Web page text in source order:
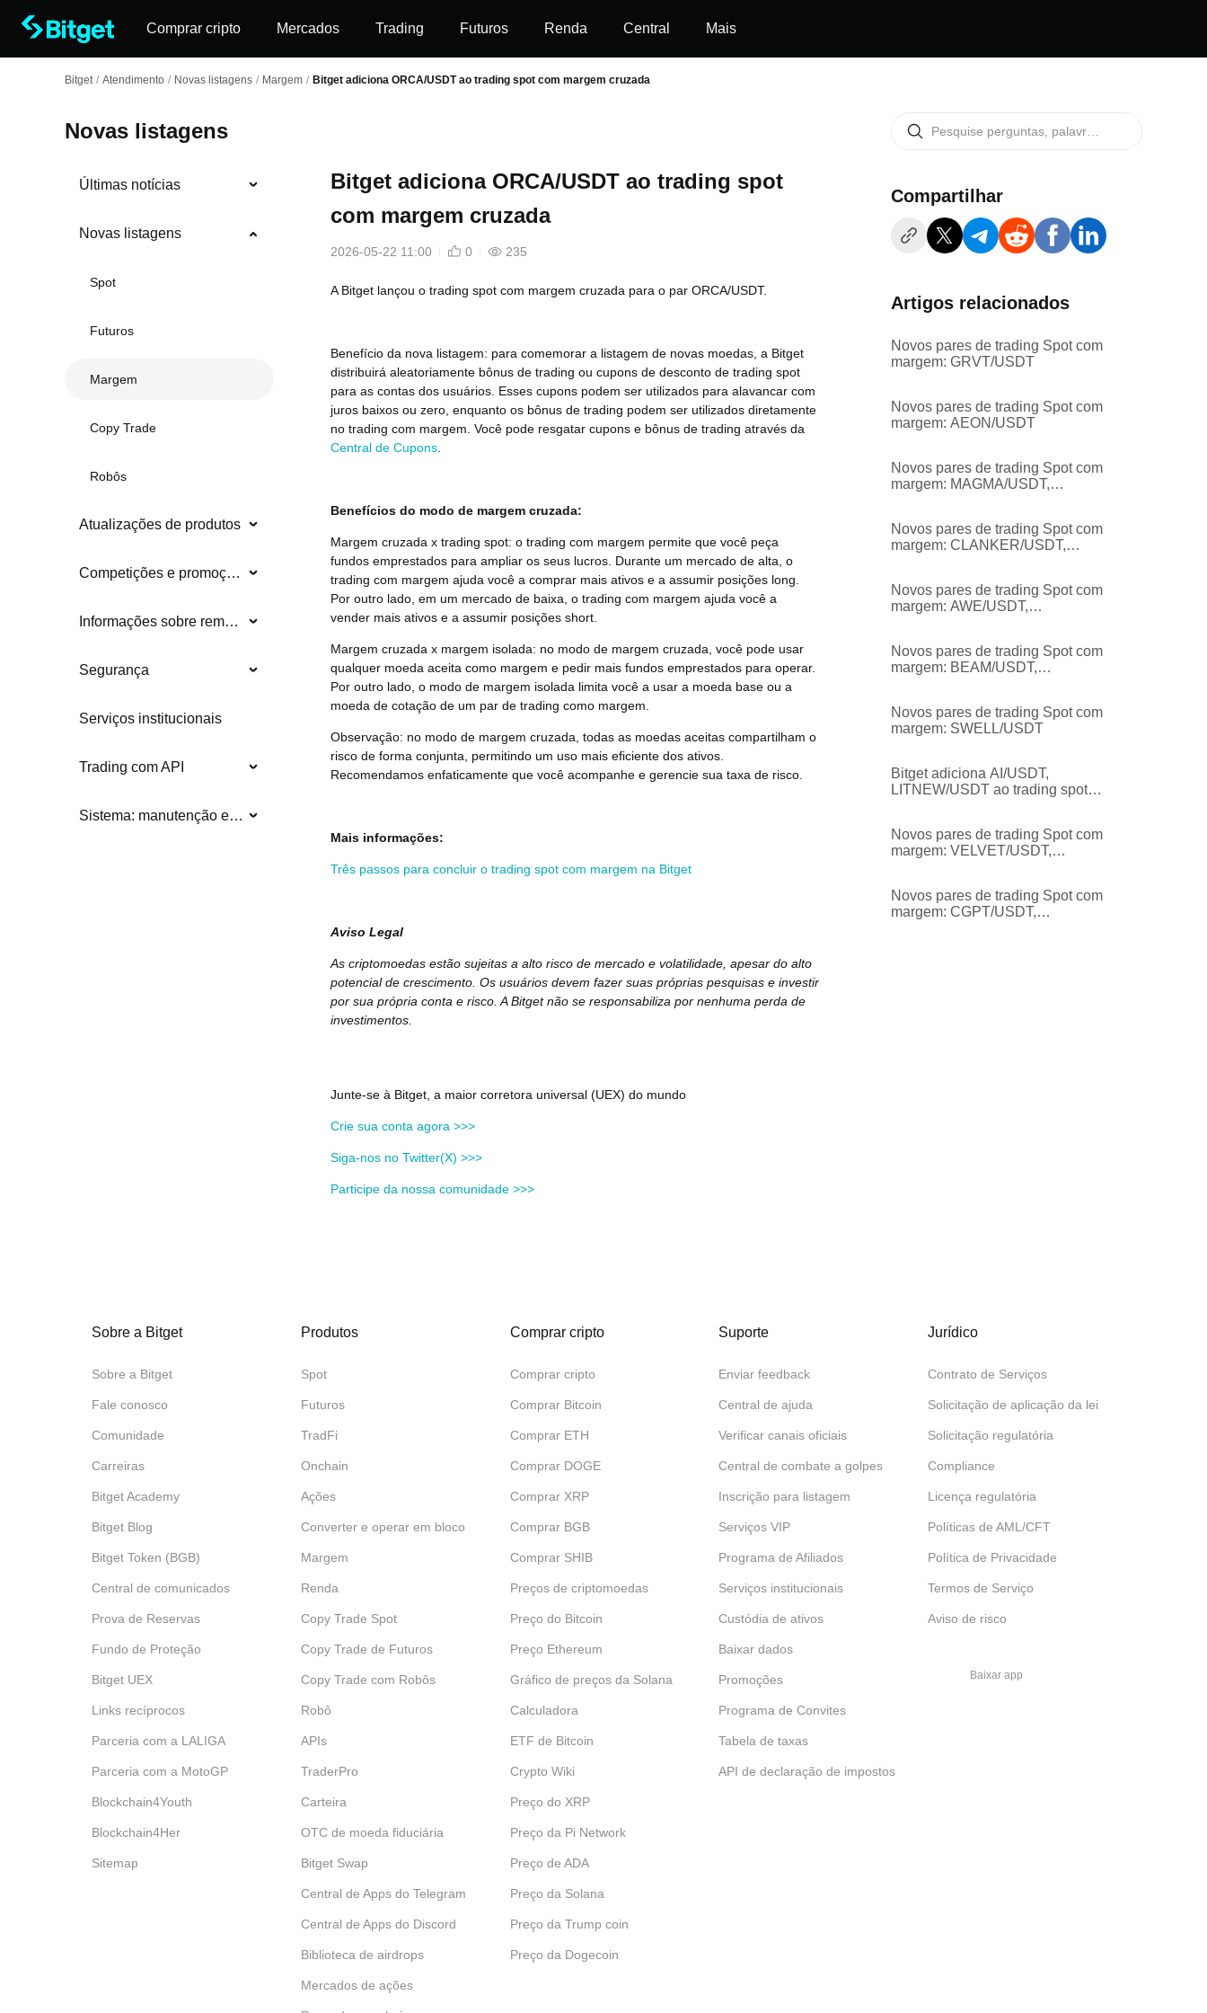
Comprar cripto Mercados Trading Futuros Renda Central Mais
Bitget / Atendimento / Novas listagens / Margem / Bitget adiciona ORCA/USDT ao trading spot com margem cruzada
Novas listagens
Últimas notícias
Novas listagens
Spot
Futuros
Margem
Copy Trade
Robôs
Atualizações de produtos
Competições e promoções
Informações sobre remoções
Segurança
Serviços institucionais
Trading com API
Sistema: manutenção e atualização
Bitget adiciona ORCA/USDT ao trading spot
com margem cruzada
2026-05-22 11:00 0 235
A Bitget lançou o trading spot com margem cruzada para o par ORCA/USDT.
Benefício da nova listagem: para comemorar a listagem de novas moedas, a Bitget
distribuirá aleatoriamente bônus de trading ou cupons de desconto de trading spot
para as contas dos usuários. Esses cupons podem ser utilizados para alavancar com
juros baixos ou zero, enquanto os bônus de trading podem ser utilizados diretamente
no trading com margem. Você pode resgatar cupons e bônus de trading através da
Central de Cupons
Benefícios do modo de margem cruzada:
Margem cruzada x trading spot: o trading com margem permite que você peça
fundos emprestados para ampliar os seus lucros. Durante um mercado de alta, o
trading com margem ajuda você a comprar mais ativos e a assumir posições long.
Por outro lado, em um mercado de baixa, o trading com margem ajuda você a
vender mais ativos e a assumir posições short.
Margem cruzada x margem isolada: no modo de margem cruzada, você pode usar
qualquer moeda aceita como margem e pedir mais fundos emprestados para operar.
Por outro lado, o modo de margem isolada limita você a usar a moeda base ou a
moeda de cotação de um par de trading como margem.
Observação: no modo de margem cruzada, todas as moedas aceitas compartilham o
risco de forma conjunta, permitindo um uso mais eficiente dos ativos.
Recomendamos enfaticamente que você acompanhe e gerencie sua taxa de risco.
Mais informações:
Três passos para concluir o trading spot com margem na Bitget
Aviso Legal
As criptomoedas estão sujeitas a alto risco de mercado e volatilidade, apesar do alto
potencial de crescimento. Os usuários devem fazer suas próprias pesquisas e investir
por sua própria conta e risco. A Bitget não se responsabiliza por nenhuma perda de
investimentos.
Junte-se à Bitget, a maior corretora universal (UEX) do mundo
Crie sua conta agora >>>
Siga-nos no Twitter(X) >>>
Participe da nossa comunidade >>>
Compartilhar
Artigos relacionados
Novos pares de trading Spot com
margem: GRVT/USDT
Novos pares de trading Spot com
margem: AEON/USDT
Novos pares de trading Spot com
margem: MAGMA/USDT,
Novos pares de trading Spot com
margem: CLANKER/USDT,
Novos pares de trading Spot com
margem: AWE/USDT,
Novos pares de trading Spot com
margem: BEAM/USDT,
Novos pares de trading Spot com
margem: SWELL/USDT
Bitget adiciona AI/USDT,
LITNEW/USDT ao trading spot
Novos pares de trading Spot com
margem: VELVET/USDT,
Novos pares de trading Spot com
margem: CGPT/USDT,
Sobre a Bitget
Sobre a Bitget
Fale conosco
Comunidade
Carreiras
Bitget Academy
Bitget Blog
Bitget Token (BGB)
Central de comunicados
Prova de Reservas
Fundo de Proteção
Bitget UEX
Links recíprocos
Parceria com a LALIGA
Parceria com a MotoGP
Blockchain4Youth
Blockchain4Her
Sitemap
Produtos
Spot
Futuros
TradFi
Onchain
Ações
Converter e operar em bloco
Margem
Renda
Copy Trade Spot
Copy Trade de Futuros
‌Copy Trade com Robôs
Robô
APIs
TraderPro
Carteira
OTC de moeda fiduciária
Bitget Swap
Central de Apps do Telegram
Central de Apps do Discord
Biblioteca de airdrops
Mercados de ações
Comprar cripto
Comprar cripto
Comprar Bitcoin
Comprar ETH
Comprar DOGE
Comprar XRP
Comprar BGB
Comprar SHIB
Preços de criptomoedas
Preço do Bitcoin
Preço Ethereum
Gráfico de preços da Solana
Calculadora
ETF de Bitcoin
Crypto Wiki
Preço do XRP
Preço da Pi Network
Preço de ADA
Preço da Solana
Preço da Trump coin
Preço da Dogecoin
Suporte
Enviar feedback
Central de ajuda
Verificar canais oficiais
Central de combate a golpes
Inscrição para listagem
Serviços VIP
Programa de Afiliados
Serviços institucionais
Custódia de ativos
Baixar dados
Promoções
Programa de Convites
Tabela de taxas
API de declaração de impostos
Jurídico
Contrato de Serviços
Solicitação de aplicação da lei
Solicitação regulatória
Compliance
Licença regulatória
Políticas de AML/CFT
Política de Privacidade
Termos de Serviço
Aviso de risco
Baixar app